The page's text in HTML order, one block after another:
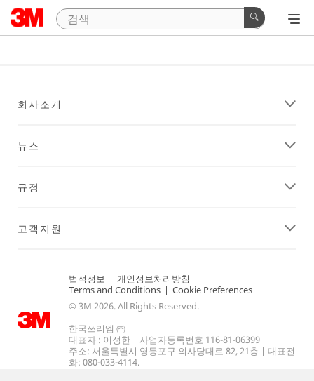
회사소개
뉴스
규정
고객지원
법적정보 | 개인정보처리방침 |
Terms and Conditions | Cookie Preferences
© 3M 2026. All Rights Reserved.
한국쓰리엠 ㈜
대표자 : 이정한 | 사업자등록번호 116-81-06399
주소: 서울특별시 영등포구 의사당대로 82, 21층 | 대표전
화: 080-033-4114.